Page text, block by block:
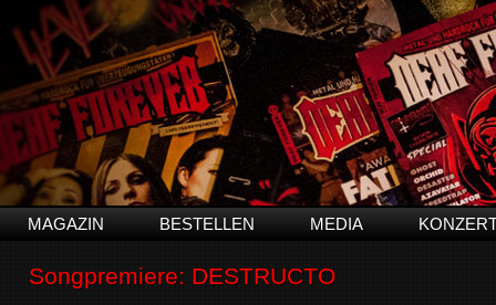
MAGAZIN BESTELLEN MEDIA
Songpremiere: DESTRUCTO